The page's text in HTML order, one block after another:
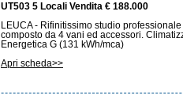
UT503 5 Locali Vendita € 188.000
LEUCA - Rifinitissimo studio
composto da 4 vani ed accessori.
Energetica G (131 kWh/mca)
Apri scheda>>